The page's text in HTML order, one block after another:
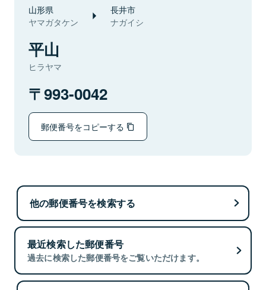
山形県
ヤマガタケン
長井市
ナガイシ
平山
ヒラヤマ
993-0042
郵便番号をコピーする
他の郵便番号を検索する
最近検索した郵便番号
過去に検索した郵便番号をご覧いただけます。